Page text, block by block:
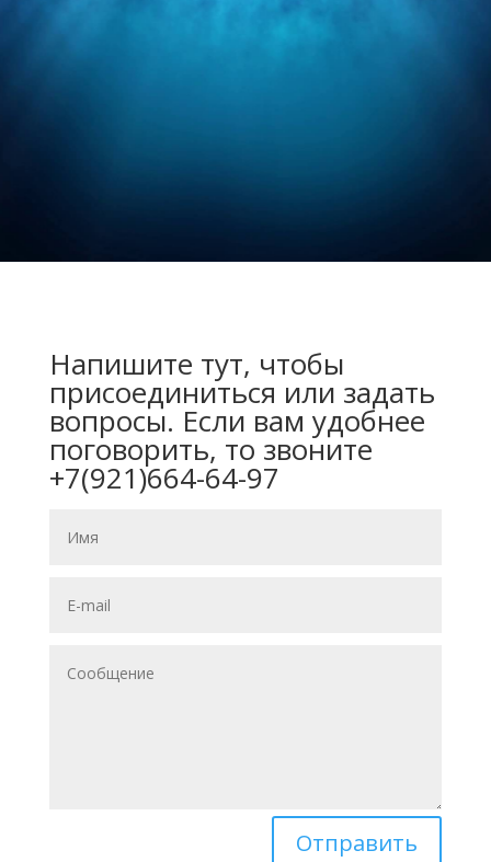
Напишите тут, чтобы
присоединиться или задать
вопросы. Если вам удобнее
поговорить, то звоните
+7(921)664-64-97
Отправить